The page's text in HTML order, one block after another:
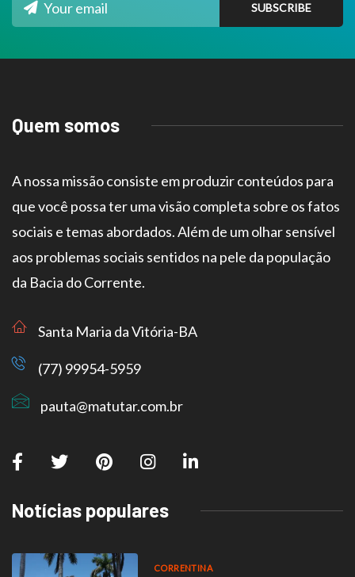
Quem somos
A nossa missão consiste em produzir conteúdos para
que você possa ter uma visão completa sobre os fatos
sociais e temas abordados. Além de um olhar sensível
aos problemas sociais sentidos na pele da população
da Bacia do Corrente.
Santa Maria da Vitória-BA
(77) 99954-5959
pauta@matutar.com.br
Notícias populares
CORRENTINA